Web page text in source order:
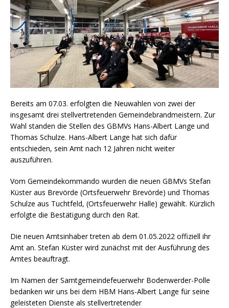
Bereits am 07.03. erfolgten die Neuwahlen von zwei der
insgesamt drei stellvertretenden Gemeindebrandmeistern. Zur
Wahl standen die Stellen des GBMVs Hans-Albert Lange und
Thomas Schulze. Hans-Albert Lange hat sich dafür
entschieden, sein Amt nach 12 Jahren nicht weiter
auszuführen.
Vom Gemeindekommando wurden die neuen GBMVs Stefan
Küster aus Brevörde (Ortsfeuerwehr Brevörde) und Thomas
Schulze aus Tuchtfeld, (Ortsfeuerwehr Halle) gewählt. Kürzlich
erfolgte die Bestätigung durch den Rat.
Die neuen Amtsinhaber treten ab dem 01.05.2022 offiziell ihr
Amt an. Stefan Küster wird zunächst mit der Ausführung des
Amtes beauftragt.
Im Namen der Samtgemeindefeuerwehr Bodenwerder-Polle
bedanken wir uns bei dem HBM Hans-Albert Lange für seine
geleisteten Dienste als stellvertretender